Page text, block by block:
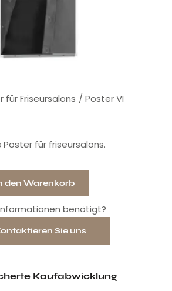
für Friseursalons Poster VI
für friseursalons.
den Warenkorb
benötigt?
Sie uns
Kaufabwicklung